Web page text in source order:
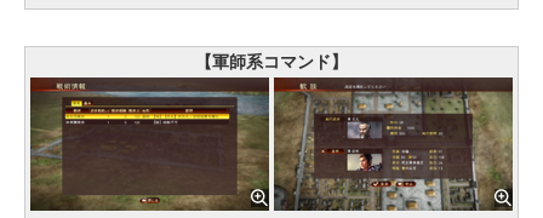
【軍師系コマンド】